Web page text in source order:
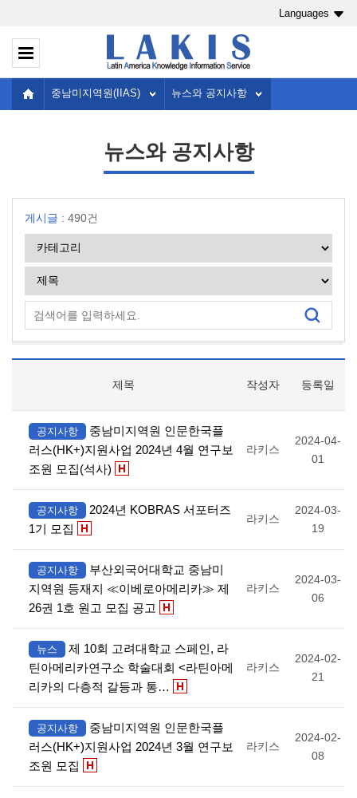
Languages
중남미지역원(IIAS) 뉴스와 공지사항
뉴스와 공지사항
게시글 : 490건
제목 작성자 등록일
공지사항
중남미지역원 인문한국플
러스(HK+)지원사업 2024년 4월 연구보
조원 모집(석사)
라키스
2024-04-
01
공지사항
2024년 KOBRAS 서포터즈
1기 모집
라키스
2024-03-
19
공지사항
부산외국어대학교 중남미
지역원 등재지 ≪이베로아메리카≫ 제
26권 1호 원고 모집 공고
라키스
2024-03-
06
뉴스
제 10회 고려대학교 스페인, 라
틴아메리카연구소 학술대회 <라틴아메
리카의 다층적 갈등과 통…
라키스
2024-02-
21
공지사항
중남미지역원 인문한국플
러스(HK+)지원사업 2024년 3월 연구보
조원 모집
라키스
2024-02-
08